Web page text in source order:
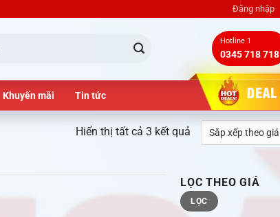
Đăng nhập
Hotline 1
0345 718 718
Khuyến mãi Tin tức
Hiển thị tất cả 3 kết quả
sắp
theo
giá:
LỌC THEO GIÁ
Giá
tối
thiểu
Giá
tối
đa
LỌC